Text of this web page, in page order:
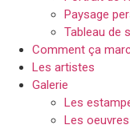
Paysage
Tableau de
Comment ça
Les artistes
Galerie
Les
Les